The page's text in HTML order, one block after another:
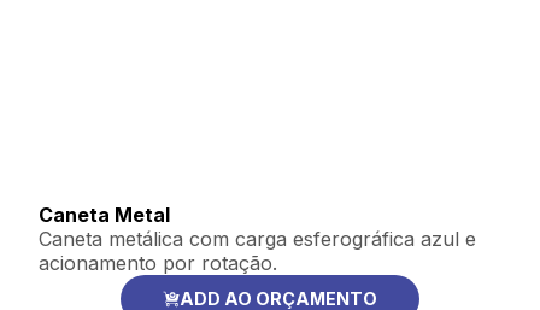
Caneta Metal
Caneta metálica com carga esferográfica azul e
acionamento por rotação.
ADD AO ORÇAMENTO